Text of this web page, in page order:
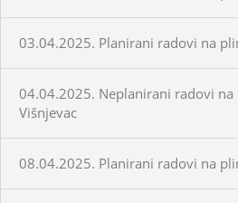
03.04.2025. Planirani radovi na
04.04.2025. Neplanirani radovi
Višnjevac
08.04.2025. Planirani radovi na